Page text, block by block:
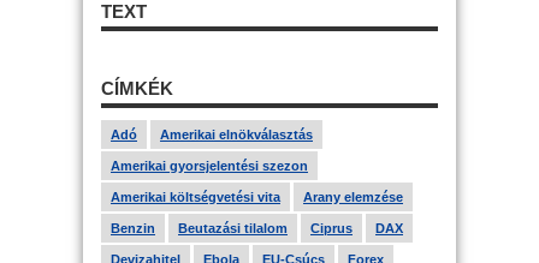
TEXT
CÍMKÉK
Adó Amerikai elnökválasztás
Amerikai gyorsjelentési szezon
Amerikai költségvetési vita Arany elemzése
Benzin Beutazási tilalom Ciprus DAX
Devizahitel Ebola EU-Csúcs Forex